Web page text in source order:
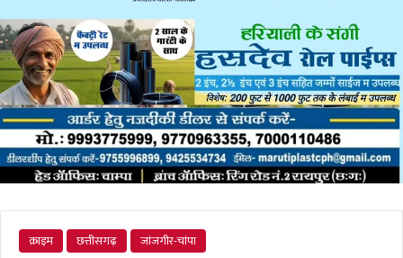
क्राइम छत्तीसगढ़ जांजगीर-चांपा